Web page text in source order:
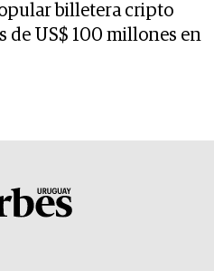
billetera cripto
de US$ 100 millones en